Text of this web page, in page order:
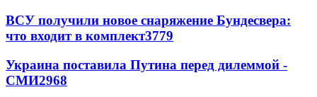
ВСУ получили новое снаряжение Бундесвера:
что входит в комплект3779
Украина поставила Путина перед дилеммой -
СМИ2968